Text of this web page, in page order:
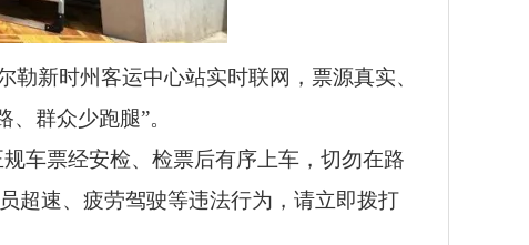
新时州客运中心站实时联网，票源真实、
群众少跑腿”。
车票经安检、检票后有序上车，切勿在路
超速、疲劳驾驶等违法行为，请立即拨打